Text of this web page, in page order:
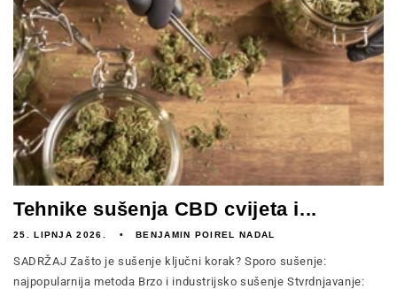
Tehnike sušenja CBD cvijeta i...
25. LIPNJA 2026. BENJAMIN POIREL NADAL
SADRŽAJ Zašto je sušenje ključni korak? Sporo sušenje:
najpopularnija metoda Brzo i industrijsko sušenje Stvrdnjavanje: